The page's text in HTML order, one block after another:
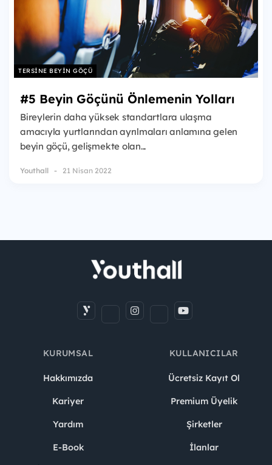
TERSINE BEYIN GÖÇÜ
#5 Beyin Göçünü Önlemenin Yolları
Bireylerin daha yüksek standartlara ulaşma
amacıyla yurtlarından ayrılmaları anlamına gelen
beyin göçü, gelişmekte olan...
Youthall 21 Nisan 2022
KURUMSAL
Hakkımızda
Kariyer
Yardım
E-Book
KULLANICILAR
Ücretsiz Kayıt Ol
Premium Üyelik
Şirketler
İlanlar